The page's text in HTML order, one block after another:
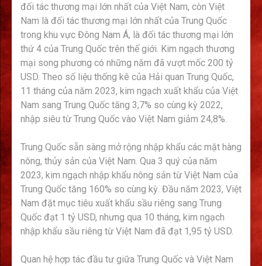
đối tác thương mại lớn nhất của Việt Nam, còn Việt
Nam là đối tác thương mại lớn nhất của Trung Quốc
trong khu vực Đông Nam Á, là đối tác thương mại lớn
thứ 4 của Trung Quốc trên thế giới. Kim ngạch thương
mại song phương có những năm đã vượt mốc 200 tỷ
USD. Theo số liệu thống kê của Hải quan Trung Quốc,
11 tháng của năm 2023, kim ngạch xuất khẩu của Việt
Nam sang Trung Quốc tăng 3,7% so cùng kỳ 2022,
nhập siêu từ Trung Quốc vào Việt Nam giảm 24,8%.
Trung Quốc sẵn sàng mở rộng nhập khẩu các mặt hàng
nông, thủy sản của Việt Nam. Qua 3 quý của năm
2023, kim ngạch nhập khẩu nông sản từ Việt Nam của
Trung Quốc tăng 160% so cùng kỳ. Đầu năm 2023, Việt
Nam đặt mục tiêu xuất khẩu sầu riêng sang Trung
Quốc đạt 1 tỷ USD, nhưng qua 10 tháng, kim ngạch
nhập khẩu sầu riêng từ Việt Nam đã đạt 1,95 tỷ USD.
Quan hệ hợp tác đầu tư giữa Trung Quốc và Việt Nam